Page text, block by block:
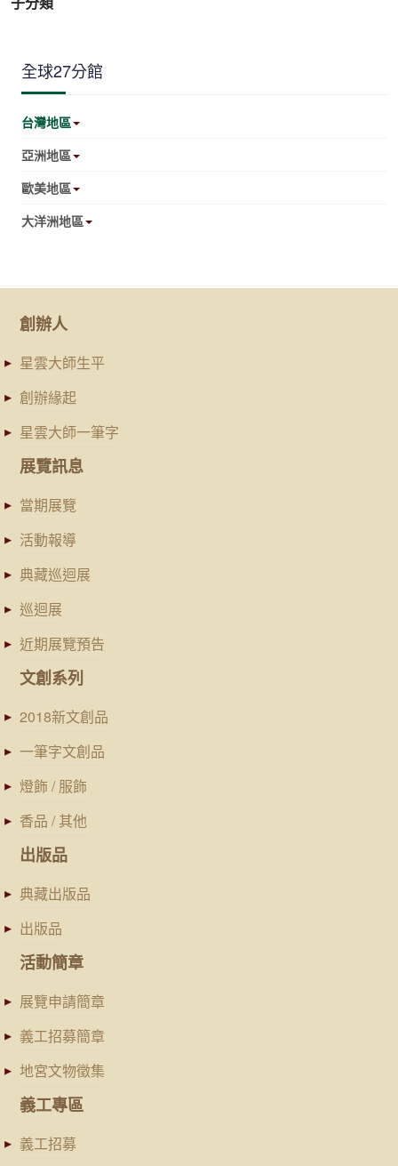
全球27分館
台灣地區
亞洲地區
歐美地區
大洋洲地區
創辦人
星雲大師生平
創辦緣起
星雲大師一筆字
展覽訊息
當期展覽
活動報導
典藏巡迴展
巡迴展
近期展覽預告
文創系列
2018新文創品
一筆字文創品
燈飾 / 服飾
香品 / 其他
出版品
典藏出版品
出版品
活動簡章
展覽申請簡章
義工招募簡章
地宮文物徵集
義工專區
義工招募